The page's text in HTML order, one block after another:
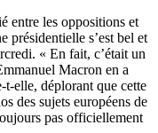
entre les oppositions et
présidentielle s’est bel et
« En fait, c’était un
Macron en a
t-elle, déplorant que cette
des sujets européens de
pas officiellement